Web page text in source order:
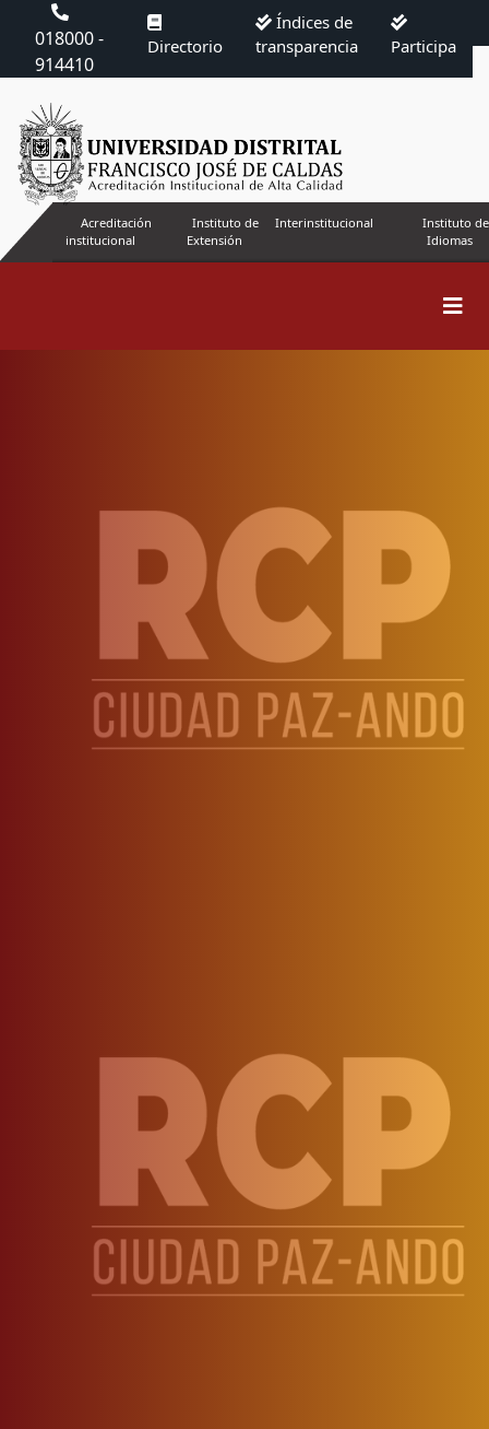
018000 -
914410
Directorio
Índices de
transparencia
Participa
Acreditación
institucional
Instituto de
Extensión
Interinstitucional
Instituto de
Idiomas